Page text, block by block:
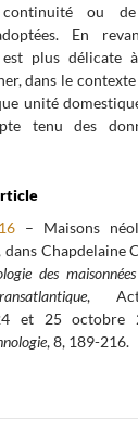
continuité ou
En
est plus délicate
dans le
unité
tenu des
– Maisons
Chapdelaine
des
,
et 25 octobre
, 8, 189-216.